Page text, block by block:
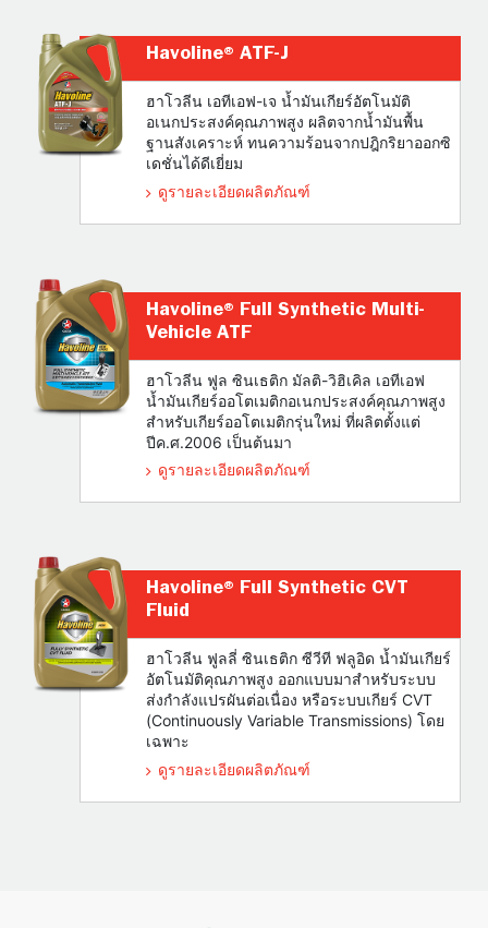
Havoline® ATF-J
ฮาโวลีน เอทีเอฟ-เจ น้ำมันเกียร์อัตโนมัติ
อเนกประสงค์คุณภาพสูง ผลิตจากน้ำมันพื้น
ฐานสังเคราะห์ ทนความร้อนจากปฎิกริยาออกซิ
เดชั่นได้ดีเยี่ยม
ดูรายละเอียดผลิตภัณฑ์
Havoline® Full Synthetic Multi-
Vehicle ATF
ฮาโวลีน ฟูล ซินเธติก มัลติ-วิฮิเคิล เอทีเอฟ
น้ำมันเกียร์ออโตเมติกอเนกประสงค์คุณภาพสูง
สำหรับเกียร์ออโตเมติกรุ่นใหม่ ที่ผลิตตั้งแต่
ปีค.ศ.2006 เป็นต้นมา
ดูรายละเอียดผลิตภัณฑ์
Havoline® Full Synthetic CVT
Fluid
ฮาโวลีน ฟูลลี่ ซินเธติก ซีวีที ฟลูอิด น้ำมันเกียร์
อัตโนมัติคุณภาพสูง ออกแบบมาสำหรับระบบ
ส่งกำลังแปรผันต่อเนื่อง หรือระบบเกียร์ CVT
(Continuously Variable Transmissions) โดย
เฉพาะ
ดูรายละเอียดผลิตภัณฑ์